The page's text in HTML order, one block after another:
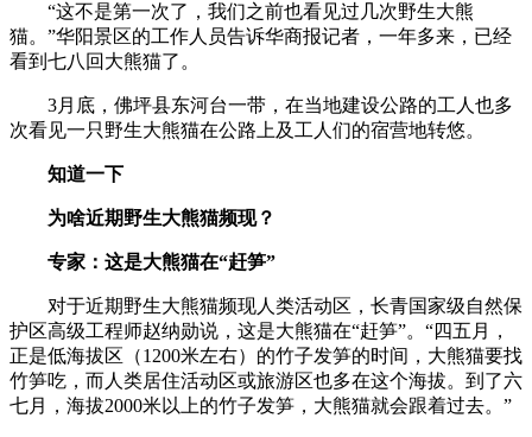
“这不是第一次了，我们之前也看见过几次野生大熊
猫。”华阳景区的工作人员告诉华商报记者，一年多来，已经
看到七八回大熊猫了。
3月底，佛坪县东河台一带，在当地建设公路的工人也多
次看见一只野生大熊猫在公路上及工人们的宿营地转悠。
知道一下
为啥近期野生大熊猫频现？
专家：这是大熊猫在“赶笋”
对于近期野生大熊猫频现人类活动区，长青国家级自然保
护区高级工程师赵纳勋说，这是大熊猫在“赶笋”。“四五月，
正是低海拔区（1200米左右）的竹子发笋的时间，大熊猫要找
竹笋吃，而人类居住活动区或旅游区也多在这个海拔。到了六
七月，海拔2000米以上的竹子发笋，大熊猫就会跟着过去。”